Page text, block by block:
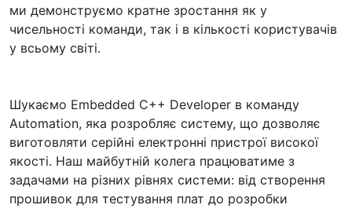
ми демонструємо кратне зростання як у
чисельності команди, так і в кількості користувачів
у всьому світі.
Шукаємо Embedded C++ Developer в команду
Automation, яка розробляє систему, що дозволяє
виготовляти серійні електронні пристрої високої
якості. Наш майбутній колега працюватиме з
задачами на різних рівнях системи: від створення
прошивок для тестування плат до розробки